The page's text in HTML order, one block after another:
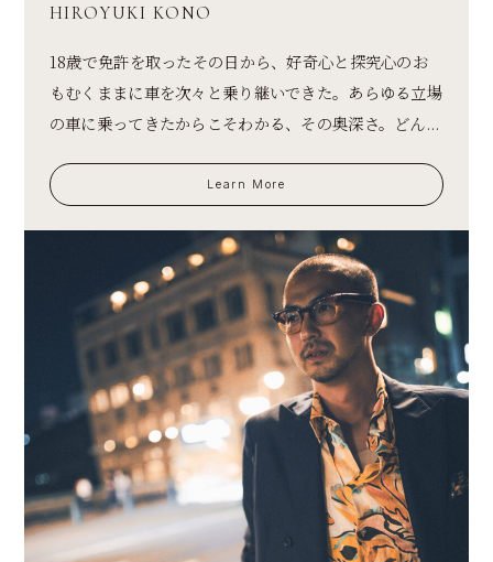
HIROYUKI KONO
18歳で免許を取ったその日から、好奇心と探究心のお
もむくままに車を次々と乗り継いできた。あらゆる立場
の車に乗ってきたからこそわかる、その奥深さ。どん...
Learn More